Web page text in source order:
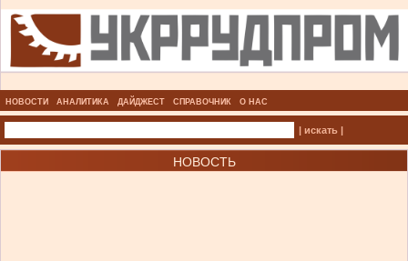
НОВОСТИ АНАЛИТИКА ДАЙДЖЕСТ СПРАВОЧНИК О НАС
| искать |
НОВОСТЬ